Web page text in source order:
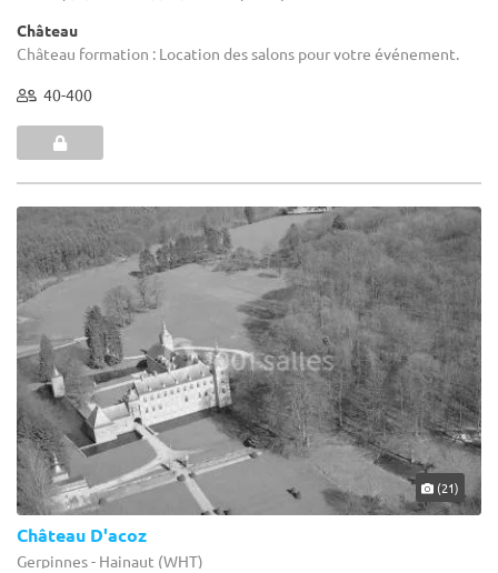
Château
Château formation : Location des salons pour votre événement.
40-400
(21)
Château D'acoz
Gerpinnes - Hainaut (WHT)